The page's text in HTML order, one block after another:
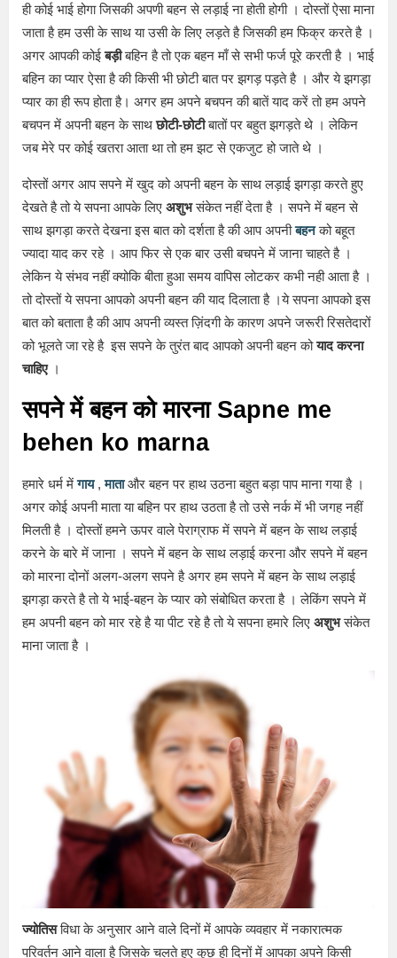
ही कोई भाई होगा जिसकी अपणी बहन से लड़ाई ना होती होगी । दोस्तों ऐसा माना
जाता है हम उसी के साथ या उसी के लिए लड़ते है जिसकी हम फिक्र करते है ।
अगर आपकी कोईबड़ीबहिन है तो एक बहन माँ से सभी फर्ज पूरे करती है । भाई
बहिन का प्यार ऐसा है की किसी भी छोटी बात पर झगड़ पड़ते है । और ये झगड़ा
प्यार का ही रूप होता है। अगर हम अपने बचपन की बातें याद करें तो हम अपने
बचपन में अपनी बहन के साथछोटी-छोटीबातों पर बहुत झगड़ते थे । लेकिन
जब मेरे पर कोई खतरा आता था तो हम झट से एकजुट हो जाते थे ।
दोस्तों अगर आप सपने में खुद को अपनी बहन के साथ लड़ाई झगड़ा करते हुए
देखते है तो ये सपना आपके लिए अशुभसंकेत नहीं देता है । सपने में बहन से
साथ झगड़ा करते देखना इस बात को दर्शता है की आप अपनीबहनको बहूत
ज्यादा याद कर रहे । आप फिर से एक बार उसी बचपने में जाना चाहते है ।
लेकिन ये संभव नहीं क्योकि बीता हुआ समय वापिस लोटकर कभी नही आता है ।
तो दोस्तों ये सपना आपको अपनी बहन की याद दिलाता है ।ये सपना आपको इस
बात को बताता है की आप अपनी व्यस्त ज़िंदगी के कारण अपने जरूरी रिसतेदारों
को भूलते जा रहे है इस सपने के तुरंत बाद आपको अपनी बहन कोयाद करना
चाहिए।
सपने में बहन को मारना Sapne me
behen ko marna
हमारे धर्म मेंगाय ,माताऔर बहन पर हाथ उठना बहुत बड़ा पाप माना गया है ।
अगर कोई अपनी माता या बहिन पर हाथ उठता है तो उसे नर्क में भी जगह नहीं
मिलती है । दोस्तों हमने ऊपर वाले पेराग्राफ में सपने में बहन के साथ लड़ाई
करने के बारे में जाना । सपने में बहन के साथ लड़ाई करना और सपने में बहन
को मारना दोनों अलग-अलग सपने है अगर हम सपने में बहन के साथ लड़ाई
झगड़ा करते है तो ये भाई-बहन के प्यार को संबोधित करता है । लेकिंग सपने में
हम अपनी बहन को मार रहे है या पीट रहे है तो ये सपना हमारे लिए अशुभसंकेत
माना जाता है ।
ज्योतिसविधा के अनुसार आने वाले दिनों में आपके व्यवहार में नकारात्मक
परिवर्तन आने वाला है जिसके चलते हुए कुछ ही दिनों में आपका अपने किसी